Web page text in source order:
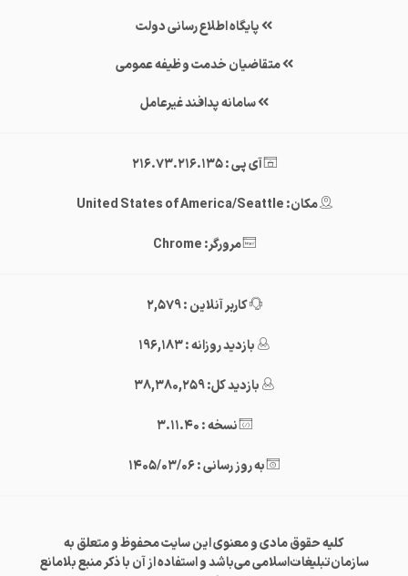
پایگاه اطلاع رسانی دولت
متقاضیان خدمت وظیفه عمومی
سامانه پدافند غیرعامل
آی پی : 216.73.216.135
مکان: United States of America/Seattle
مرورگر: Chrome
کاربر آنلاین : 2,579
بازدید روزانه : 196,183
بازدید کل: 38,380,259
نسخه : 3.11.40
به روز رسانی : 1405/03/06
کلیه حقوق مادی و معنوی این سایت محفوظ و متعلق به
سازمان‌تبلیغات‌اسلامی می‌باشد و استفاده از آن با ذکر منبع بلامانع